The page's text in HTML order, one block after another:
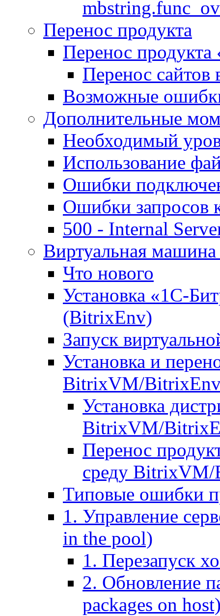
Перенос продукта
Перенос продукта
Перенос сайтов
Возможные
Дополнительные
Необходимый
Использование
Ошибки
Ошибки запросов
500 - Internal
Виртуальная
Что нового
Установка «1С-
(BitrixEnv)
Запуск
Установка и
BitrixVM/
Установка
BitrixVM/
Перенос
среду
Типовые ошибки
1. Управление
in the pool)
1. Перезапуск
2. Обновление
packages on